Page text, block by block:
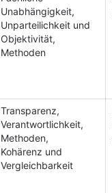
Unabhängigkeit,
Unparteilichkeit und
Objektivität,
Methoden
Transparenz,
Verantwortlichkeit,
Methoden,
Kohärenz und
Vergleichbarkeit